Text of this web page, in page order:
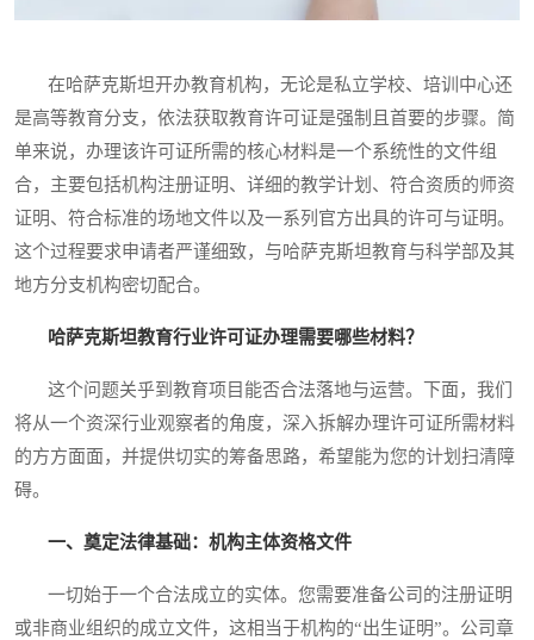
在哈萨克斯坦开办教育机构，无论是私立学校、培训中心还
是高等教育分支，依法获取教育许可证是强制且首要的步骤。简
单来说，办理该许可证所需的核心材料是一个系统性的文件组
合，主要包括机构注册证明、详细的教学计划、符合资质的师资
证明、符合标准的场地文件以及一系列官方出具的许可与证明。
这个过程要求申请者严谨细致，与哈萨克斯坦教育与科学部及其
地方分支机构密切配合。
哈萨克斯坦教育行业许可证办理需要哪些材料？
这个问题关乎到教育项目能否合法落地与运营。下面，我们
将从一个资深行业观察者的角度，深入拆解办理许可证所需材料
的方方面面，并提供切实的筹备思路，希望能为您的计划扫清障
碍。
一、奠定法律基础：机构主体资格文件
一切始于一个合法成立的实体。您需要准备公司的注册证明
或非商业组织的成立文件，这相当于机构的“出生证明”。公司章